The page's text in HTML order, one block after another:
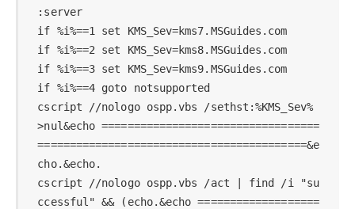
:server
if %i%==1 set KMS_Sev=kms7.MSGuides.com
if %i%==2 set KMS_Sev=kms8.MSGuides.com
if %i%==3 set KMS_Sev=kms9.MSGuides.com
if %i%==4 goto notsupported
cscript //nologo ospp.vbs /sethst:%KMS_Sev%
>nul&echo ==================================
==========================================&e
cho.&echo.
cscript //nologo ospp.vbs /act | find /i "su
ccessful" && (echo.&echo ===================